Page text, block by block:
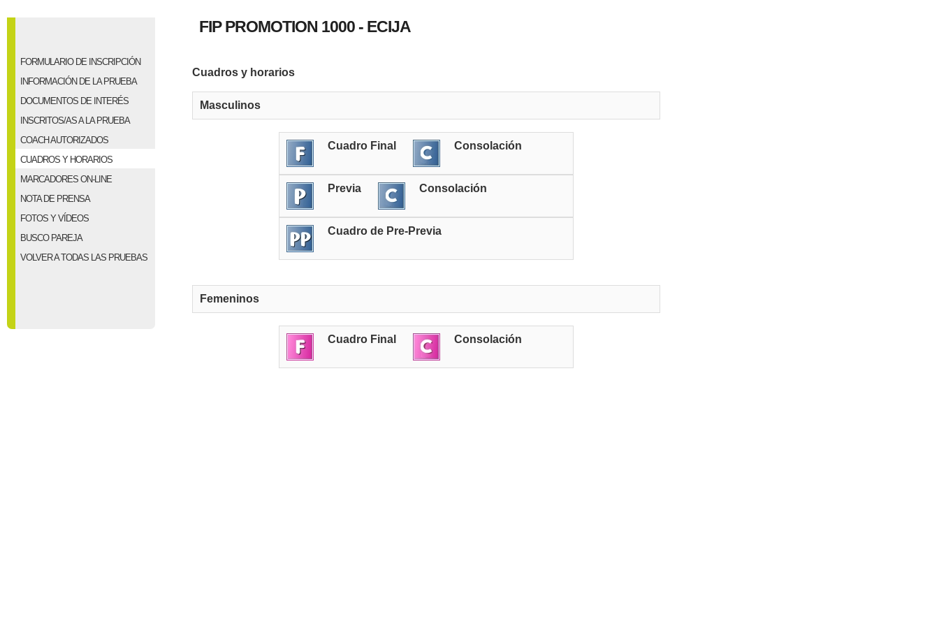
FORMULARIO DE INSCRIPCIÓN
INFORMACIÓN DE LA PRUEBA
DOCUMENTOS DE INTERÉS
INSCRITOS/AS A LA PRUEBA
COACH AUTORIZADOS
CUADROS Y HORARIOS
MARCADORES ON-LINE
NOTA DE PRENSA
FOTOS Y VÍDEOS
BUSCO PAREJA
VOLVER A TODAS LAS PRUEBAS
FIP PROMOTION 1000 - ECIJA
Cuadros y horarios
Masculinos
Cuadro Final Consolación
Previa Consolación
Cuadro de Pre-Previa
Femeninos
Cuadro Final Consolación